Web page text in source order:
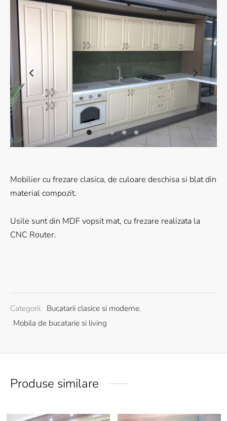
Mobilier cu frezare clasica, de culoare deschisa si blat din
material compozit.
Usile sunt din MDF vopsit mat, cu frezare realizata la
CNC Router.
Categorii: Bucatarii clasice si moderne,
Mobila de bucatarie si living
Produse similare
Wood Series
Wood Series
Series
Veining
Marble
Marble